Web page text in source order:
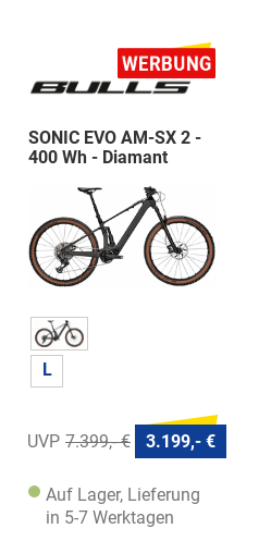
SONIC EVO AM-SX 2 -
400 Wh - Diamant
L
7.399,- € 3.199,- €
Auf Lager, Lieferung
in 5-7 Werktagen